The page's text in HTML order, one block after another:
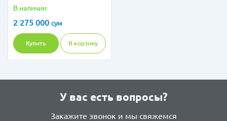
В наличии
2 275 000 сум
Купить В корзину
У вас есть вопросы?
Закажите звонок и мы свяжемся